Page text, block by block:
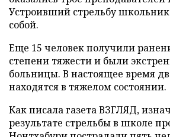
Устроивший стрельбу
собой.
Еще 15 человек получили
степени тяжести и были
больницы. В настоящее время
находятся в тяжелом состоянии.
Как писала газета ВЗГЛЯД,
результате стрельбы в школе